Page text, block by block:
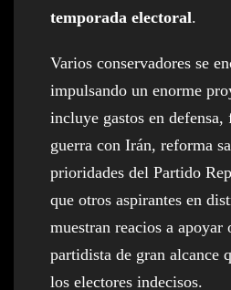
temporada electoral.
Varios conservadores se
impulsando un enorme
incluye gastos en
guerra con Irán, reforma
prioridades del Partido
que otros aspirantes en
muestran reacios a apoyar
partidista de gran alcance
los electores indecisos.